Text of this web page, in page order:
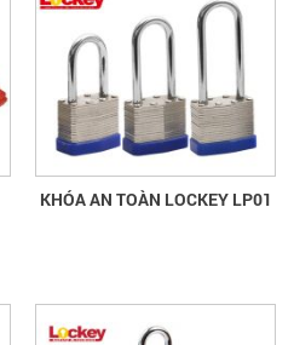
KHÓA AN TOÀN LOCKEY LP01